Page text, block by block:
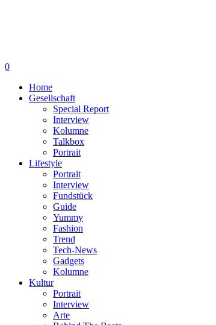
0
Home
Gesellschaft
Special Report
Interview
Kolumne
Talkbox
Portrait
Lifestyle
Portrait
Interview
Fundstück
Guide
Yummy
Fashion
Trend
Tech-News
Gadgets
Kolumne
Kultur
Portrait
Interview
Arte